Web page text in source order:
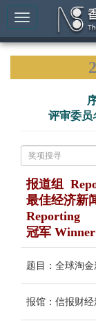
评审委员
报道组
最佳经济新
Reporting
冠军 Winner
题目：全球淘金
报馆：信报财经